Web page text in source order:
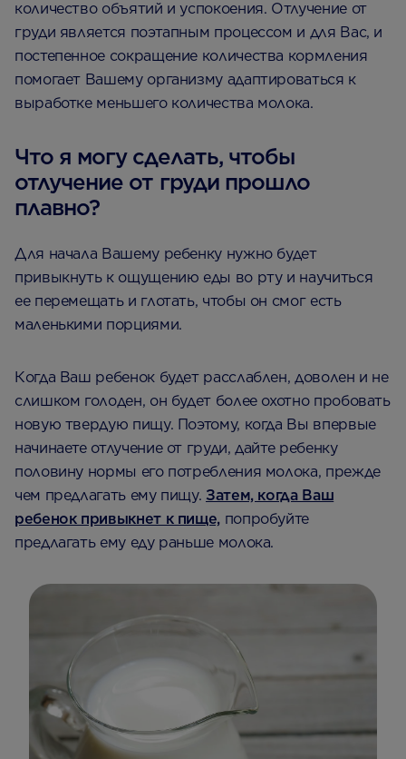
количество объятий и успокоения. Отлучение от
груди является поэтапным процессом и для Вас, и
постепенное сокращение количества кормления
помогает Вашему организму адаптироваться к
выработке меньшего количества молока.
Что я могу сделать, чтобы
отлучение от груди прошло
плавно?
Для начала Вашему ребенку нужно будет
привыкнуть к ощущению еды во рту и научиться
ее перемещать и глотать, чтобы он смог есть
маленькими порциями.
Когда Ваш ребенок будет расслаблен, доволен и не
слишком голоден, он будет более охотно пробовать
новую твердую пищу. Поэтому, когда Вы впервые
начинаете отлучение от груди, дайте ребенку
половину нормы его потребления молока, прежде
чем предлагать ему пищу. Затем, когда Ваш
ребенок привыкнет к пище, попробуйте
предлагать ему еду раньше молока.